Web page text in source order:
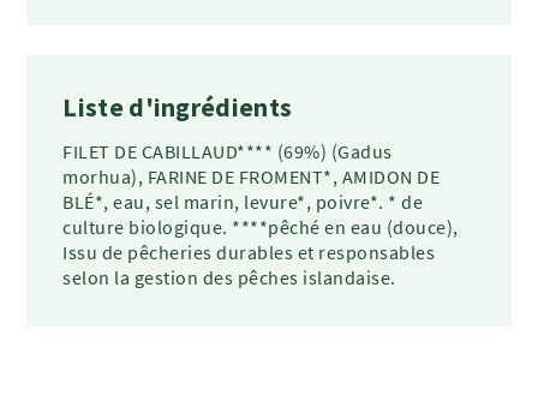
Liste d'ingrédients
FILET DE CABILLAUD**** (69%) (Gadus
morhua), FARINE DE FROMENT*, AMIDON DE
BLÉ*, eau, sel marin, levure*, poivre*. * de
culture biologique. ****pêché en eau (douce),
Issu de pêcheries durables et responsables
selon la gestion des pêches islandaise.